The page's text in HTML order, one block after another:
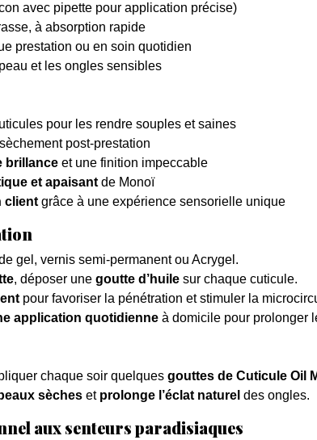
avec pipette pour application précise)
à absorption rapide
prestation ou en soin quotidien
et les ongles sensibles
pour les rendre souples et saines
post-prestation
brillance et une finition impeccable
et apaisantde Monoï
clientgrâce à une expérience sensorielle unique
gel, vernis semi-permanent ou Acrygel.
, déposer une goutte d’huile sur chaque cuticule.
pour favoriser la pénétration et stimuler la
application quotidienne à domicile pour prolonger
chaque soir quelques gouttes de Cuticule Oil
sèches et prolonge l’éclat naturel des ongles.
aux senteurs paradisiaques